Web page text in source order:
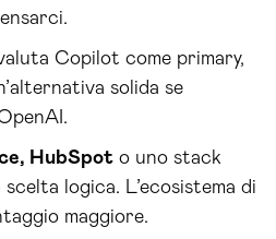
Copilot come primary,
solida se
HubSpot o uno stack
logica. L’ecosistema di
maggiore.